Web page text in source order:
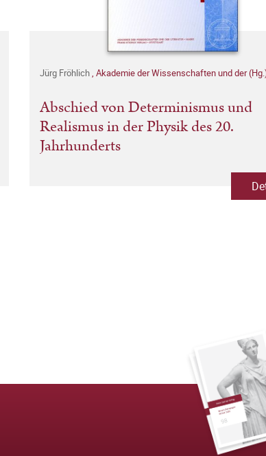
Jürg Fröhlich, Akademie der Wissenschaften und der
Abschied von Determinismus und
Realismus in der Physik des 20.
Jahrhunderts